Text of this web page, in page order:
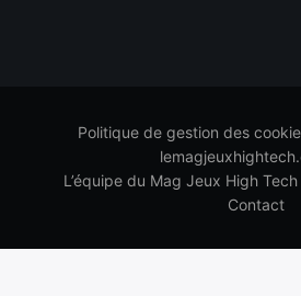
Politique de gestion des
L’équipe du Mag Jeux High Tech
Contact